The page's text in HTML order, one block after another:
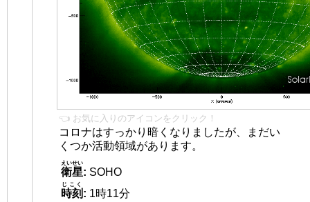
👈 お気に入りのアイコンをクリック！
コロナはすっかり暗くなりましたが、まだい
くつか活動領域があります。
衛星
えいせい
: SOHO
時刻
じこく
: 1時11分